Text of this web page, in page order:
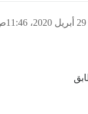
29 أبريل 2020، 11:46ص